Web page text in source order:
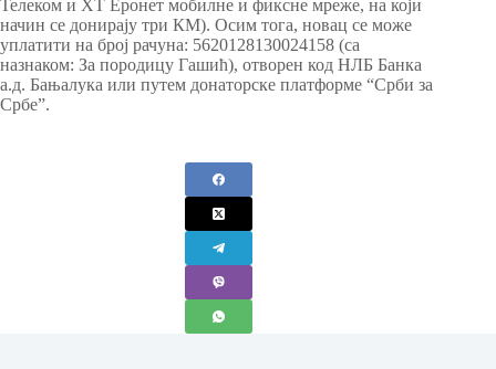
Телеком и ХТ Еронет мобилне и фиксне мреже, на који
начин се донирају три КМ). Осим тога, новац се може
уплатити на број рачуна: 5620128130024158 (са
назнаком: За породицу Гашић), отворен код НЛБ Банка
а.д. Бањалука или путем донаторске платформе “Срби за
Србе”.